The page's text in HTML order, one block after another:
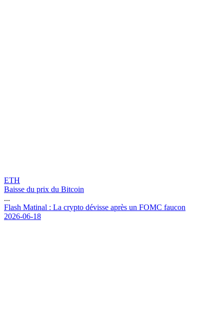
ETH
Baisse du prix du Bitcoin
...
Flash Matinal : La crypto dévisse après un FOMC faucon
2026-06-18